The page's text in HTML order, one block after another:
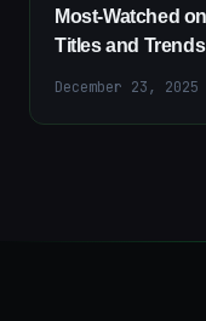
Most-Watched
Titles and Trends
December 23, 2025